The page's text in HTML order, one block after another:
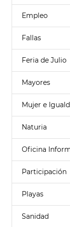
Empleo
Fallas
Feria de Julio
Mayores
Mujer e
Naturia
Oficina
Participación
Playas
Sanidad